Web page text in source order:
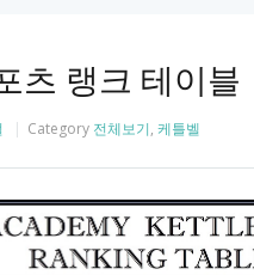
츠 랭크 테이블
Category 전체보기, 케틀벨